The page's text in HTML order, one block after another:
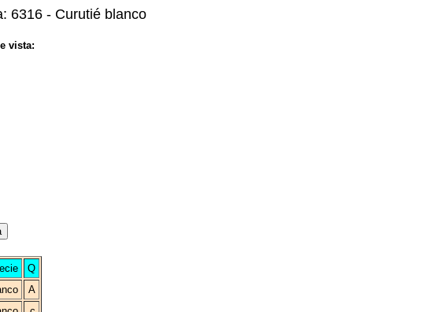
6316 - Curutié blanco
vista:
Q
A